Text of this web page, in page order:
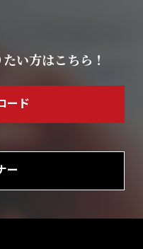
い方はこちら！
ード
ー